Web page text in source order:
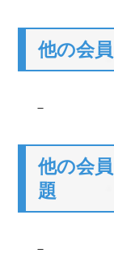
他の会
－
他の会
題
－